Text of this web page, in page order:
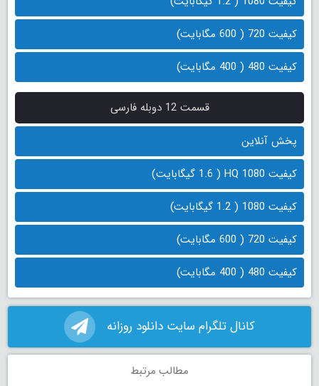
کیفیت 720 ( 600 مگابایت)
کیفیت 480 ( 400 مگابایت)
قسمت 12 دوبله فارسی
پخش آنلاین
کیفیت 1080 HQ ( 1.6 گیگابایت)
کیفیت 1080 ( 1.2 گیگابایت)
کیفیت 720 ( 600 مگابایت)
کیفیت 480 ( 400 مگابایت)
کانال تلگرام سایت دانلود روزانه
مطالب مرتبط